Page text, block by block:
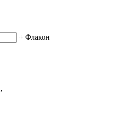
+ Флакон